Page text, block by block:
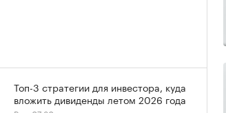
Топ-3 стратегии для инвестора, куда
вложить дивиденды летом 2026 года